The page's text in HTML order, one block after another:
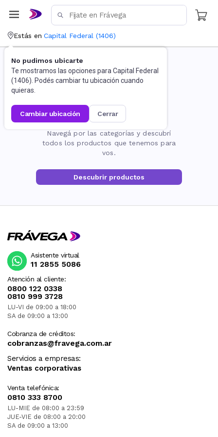
Estás en Capital Federal (1406)
No pudimos ubicarte
Te mostramos las opciones para Capital Federal
(1406). Podés cambiar tu ubicación cuando
quieras.
cambiar ubicación cerrar
La página no existe
Navegá por las categorías y descubrí
todos los productos que tenemos para
vos.
Descubrir productos
Atención al cliente:
0800 122 0338
0810 999 3728
LU-VI de 09:00 a 18:00
SA de 09:00 a 13:00
Cobranza de créditos:
cobranzas@fravega.com.ar
Servicios a empresas:
Ventas corporativas
Venta telefónica:
0810 333 8700
LU-MIE de 08:00 a 23:59
JUE-VIE de 08:00 a 20:00
SA de 09:00 a 13:00
Asistente virtual
11 2855 5086